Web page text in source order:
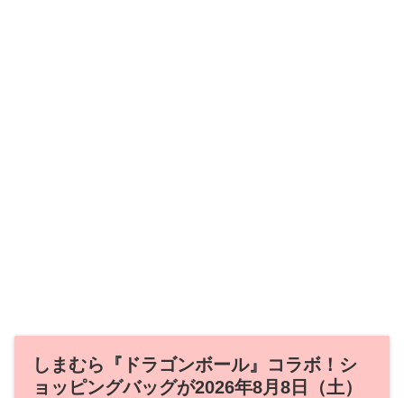
しまむら『ドラゴンボール』コラボ！シ
ョッピングバッグが2026年8月8日（土）